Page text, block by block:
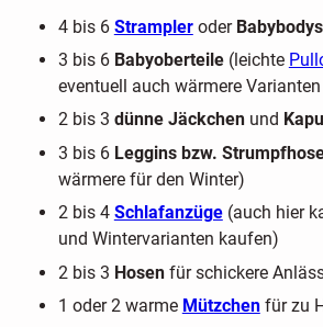
4 bis 6 Strampleroder Babybodys
3 bis 6 Babyoberteile(leichte
eventuell auch wärmere
2 bis 3 dünne Jäckchenund
3 bis 6 Leggins bzw.
wärmere für den Winter)
2 bis 4 Schlafanzüge(auch hier
und Wintervarianten kaufen)
2 bis 3 Hosenfür schickere
1 oder 2 warme Mützchenfür zu